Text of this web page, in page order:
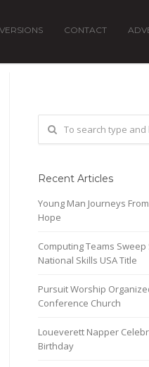
CONTACT
Recent Articles
Young Man Journeys
Hope
Computing Teams Sweep
National Skills USA Title
Pursuit Worship
Conference Church
Loueverett Napper
Birthday